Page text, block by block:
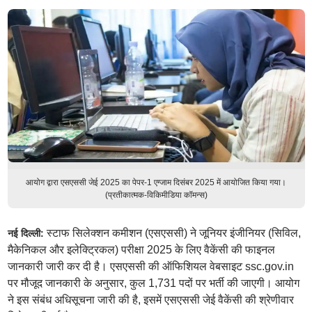
आयोग द्वारा एसएससी जेई 2025 का पेपर-1 एग्जाम दिसंबर 2025 में आयोजित किया गया।
(प्रतीकात्मक-विकिमीडिया कॉमन्स)
नई दिल्ली: स्टाफ सिलेक्शन कमीशन (एसएससी) ने जूनियर इंजीनियर (सिविल,
मैकेनिकल और इलेक्ट्रिकल) परीक्षा 2025 के लिए वैकेंसी की फाइनल
जानकारी जारी कर दी है। एसएससी की ऑफिशियल वेबसाइट ssc.gov.in
पर मौजूद जानकारी के अनुसार, कुल 1,731 पदों पर भर्ती की जाएगी। आयोग
ने इस संबंध अधिसूचना जारी की है, इसमें एसएससी जेई वैकेंसी की श्रेणीवार